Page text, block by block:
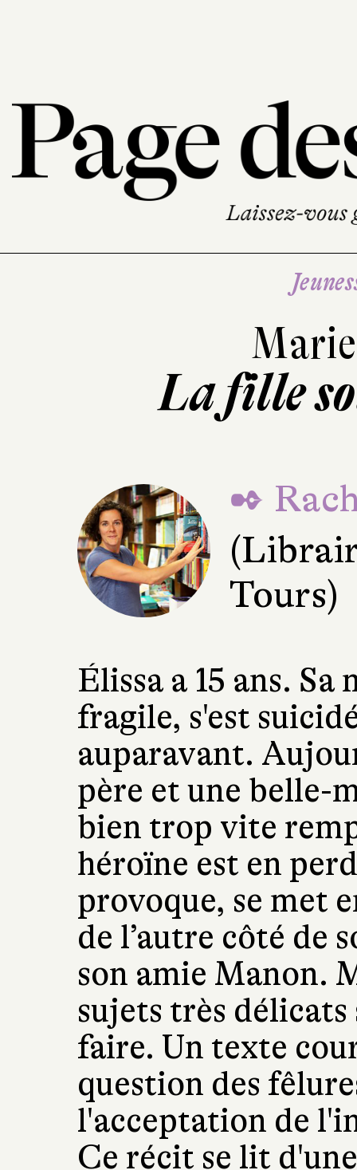
La fille
✒
Tours)
Élissa a 15 ans.
fragile, s'est
auparavant.
père et une belle-
bien trop vite
héroïne est en
provoque, se met
de l’autre côté de
son amie Manon.
sujets très
faire. Un texte
question des
l'acceptation de
Ce récit se lit